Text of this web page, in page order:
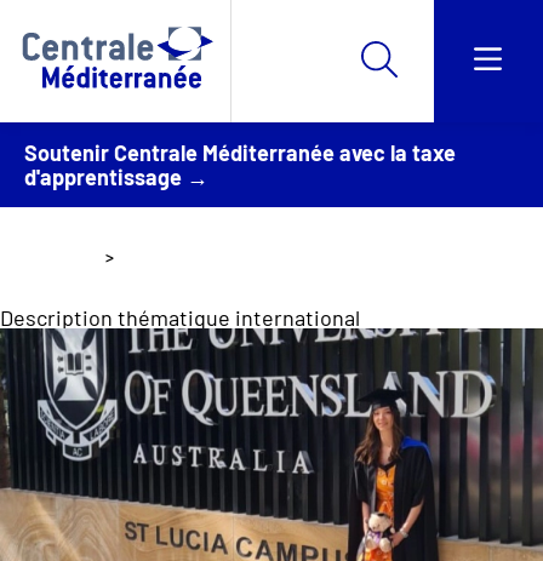
Soutenir Centrale Méditerranée avec la taxe
d'apprentissage →
Description thématique international